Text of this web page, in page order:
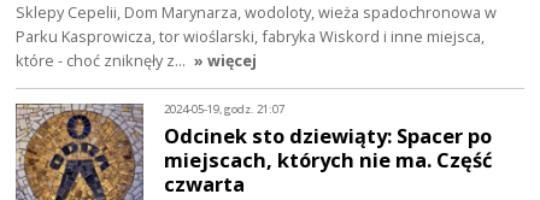
Sklepy Cepelii, Dom Marynarza, wodoloty, wieża spadochronowa w
Parku Kasprowicza, tor wioślarski, fabryka Wiskord i inne miejsca,
które - choć zniknęły z… » więcej
2024-05-19, godz. 21:07
Odcinek sto dziewiąty: Spacer po
miejscach, których nie ma. Część
czwarta